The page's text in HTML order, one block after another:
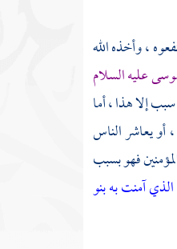
، وأخذه الله
عليه السلام
إلا هذا ، أما
، أو يعاشر الناس
فهو بسبب
آمنت به بنو